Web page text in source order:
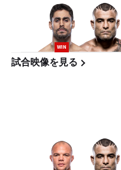
WIN
試合映像を見る